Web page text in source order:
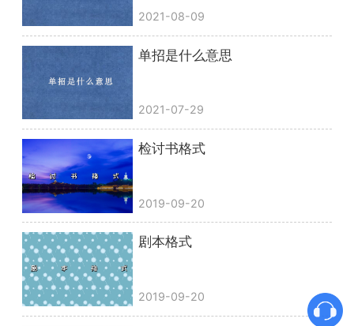
2021-08-09
单招是什么意思
2021-07-29
检讨书格式
2019-09-20
剧本格式
2019-09-20